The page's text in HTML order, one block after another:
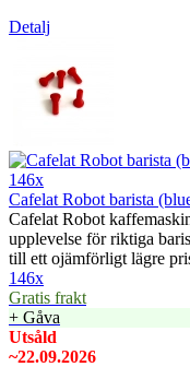
Detalj
146x
Cafelat Robot barista
Cafelat Robot
upplevelse för riktiga
till ett ojämförligt lägre
146x
Gratis frakt
+ Gåva
Utsåld
~22.09.2026